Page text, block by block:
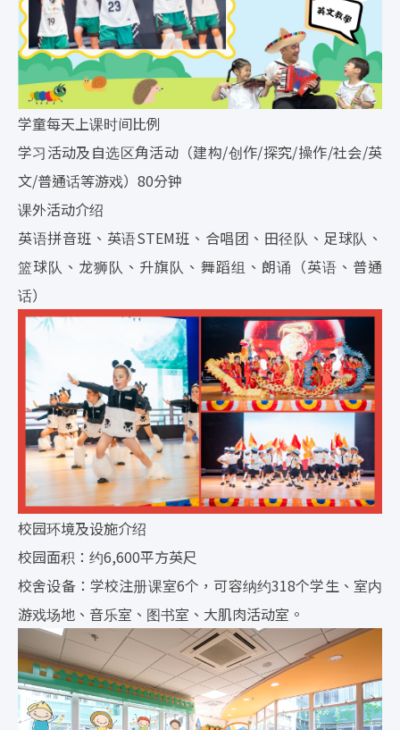
学童每天上课时间比例
学习活动及自选区角活动（建构/创作/探究/操作/社会/英
文/普通话等游戏）80分钟
课外活动介绍
英语拼音班、英语STEM班、合唱团、田径队、足球队、
篮球队、龙狮队、升旗队、舞蹈组、朗诵（英语、普通
话）
校园环境及设施介绍
校园面积：约6,600平方英尺
校舍设备：学校注册课室6个，可容纳约318个学生、室内
游戏场地、音乐室、图书室、大肌肉活动室。